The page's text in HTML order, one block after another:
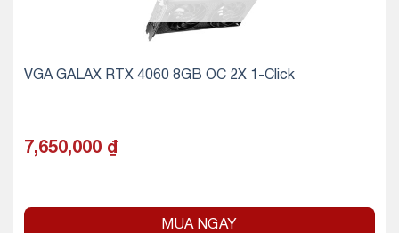
VGA GALAX RTX 4060 8GB OC 2X 1-Click
7,650,000 ₫
MUA NGAY